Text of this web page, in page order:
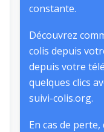
constante.
Découvrez
colis depuis
depuis votre
quelques clics
suivi-colis.org.
En cas de